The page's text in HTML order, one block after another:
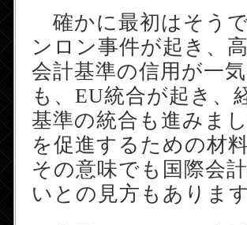
確かに最初はそう
ンロン事件が起き、
会計基準の信用が一
も、EU統合が起き、
基準の統合も進みま
を促進するための材
その意味でも国際会
いとの見方もあります